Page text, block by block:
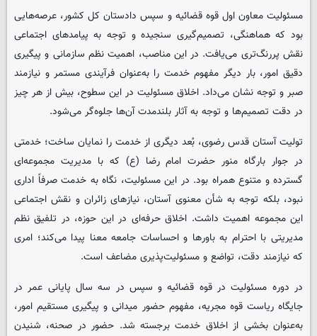
مسئولیت معاون اول قوه قضائیه و سپس دادستان کل کشور، عرصه‌هایی
بود که هماهنگی، تصمیم‌گیری سنجیده و توجه به پیامدهای اجتماعی
نقش پررنگ‌تری می‌یافت. در این مناصب، اهمیت نظم سازمانی و پیگیری
دقیق امور، بار دیگر مفهوم خدمت را به‌عنوان فرآیندی مستمر و نیازمند
صبر و توجه نشان می‌داد. اخلاق مسئولیت در این سطوح، بیش از هر چیز
در دقت تصمیم‌ها و توجه به آثار بلندمدت آن‌ها جلوه‌گر می‌شود.
تولیت آستان قدس رضوی، بُعد دیگری از خدمت را نمایان ساخت؛ خدمتی
در جوار بارگاه منور حضرت امام رضا (ع) که با مدیریت مجموعه‌ای
گسترده و متنوع همراه بود. در این مسئولیت، نگاه به خدمت صرفاً اداری
نبود، بلکه توجه به شأن معنوی آستان، نیازهای زائران و نقش اجتماعی
این مجموعه اهمیت داشت. اخلاق حرفه‌ای در این حوزه، در تلفیق نظم
مدیریتی با احترام به باورها و احساسات جامعه معنا پیدا می‌کند؛ امری
که نیازمند دقت، تواضع و مسئولیت‌پذیری مضاعف است.
در دوره مسئولیت در قوه قضائیه و سپس در سه سال پایانی عمر در
جایگاه ریاست قوه مجریه، مفهوم حضور میدانی و پیگیری مستقیم امور،
به‌عنوان بخشی از اخلاق خدمت برجسته شد. حضور در صحنه، شنیدن